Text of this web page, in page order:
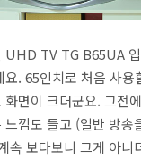
UHD TV TG B65UA
. 65인치로 처음 사용
면이 크더군요. 그전
낌도 들고 (일반 방송
속 보다보니 그게 아니